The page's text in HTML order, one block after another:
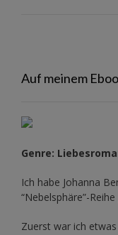
Auf meinem
Genre:
Ich habe Johanna
“Nebelsphäre”-Reihe
Zuerst war ich